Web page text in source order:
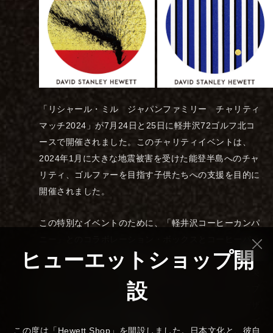
「リシャール・ミル ジャパンファミリー チャリティ
マッチ2024」が7月24日と25日に軽井沢72ゴルフ北コ
ースで開催されました。このチャリティイベントは、
2024年1月に大きな地震被害を受けた能登半島へのチャ
リティ、ゴルファーを目指す子供たちへの支援を目的に
開催されました。
この特別なイベントのために、「軽井沢コーヒーカンパ
ニー」とのコラボレーション・ボックスとコーヒーパッ
ケージのデザインに携わりました。長年「リシャール・
ミル」のファンであり、軽井沢コーヒーカンパニーの美
味しいコーヒーをいつも頂いている私にとって、このプ
ヒューエットショップ開
設
この度は「Hewett Shop」を開設しました。日本文化と、彼自